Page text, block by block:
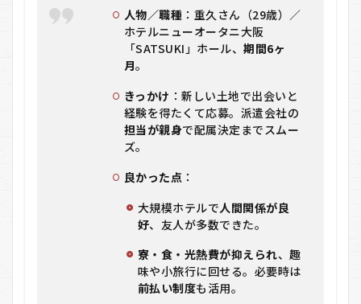
人物／職種 ：重久さん（29歳）／
ホテルニューオータニ大阪
「SATSUKI」ホール、期間6ヶ
月。
きっかけ ：新しい土地で出会いと
経験を得たくて応募。派遣会社の
担当が親身で配属決定までスムー
ズ。
良かった点 ：
大規模ホテルで人間関係が良
好、友人が多数できた。
寮・食・光熱費が抑えられ、趣
味や小旅行に回せる。必要時は
前払い制度も活用。